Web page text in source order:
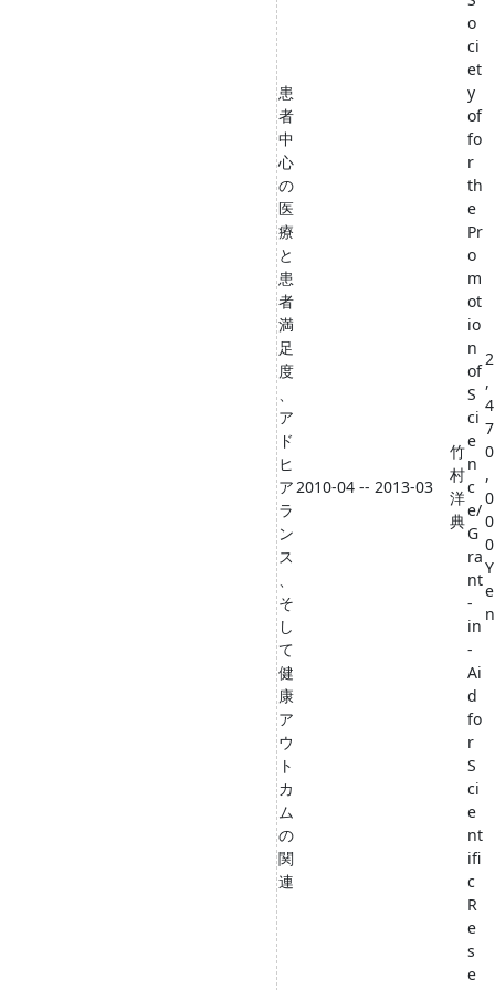
患
者
中
心
の
医
療
と
患
者
満
足
度
、
ア
ド
ヒ
ア
ラ
ン
ス
、
そ
し
て
健
康
ア
ウ
ト
カ
ム
の
関
連
2010-04 -- 2013-03
竹
村
洋
典
o
ci
et
y
of
fo
r
th
e
Pr
o
m
ot
io
n
of
S
ci
e
n
c
e/
G
ra
nt
-
in
-
Ai
d
fo
r
S
ci
e
nt
ifi
c
R
e
s
e
2
,
4
7
0
,
0
0
0
Y
e
n